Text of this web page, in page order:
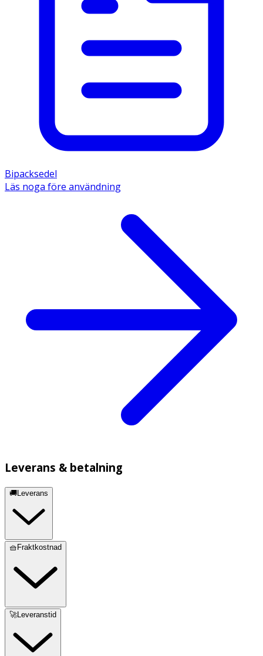
cetostearylalkohol, dimetikon (E 900), fast paraffin (E
431), triacetin (E 1518), karbomer, vatten.
Bipacksedel
Läs noga före användning
Leverans & betalning
🚚Leverans
🧺Fraktkostnad
🚀Leveranstid